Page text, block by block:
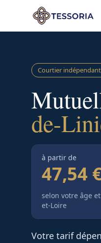
Aller au contenu principal
Courtier indépendant
de-
à partir de
47,54
selon votre âge
et-Loire
Votre tarif